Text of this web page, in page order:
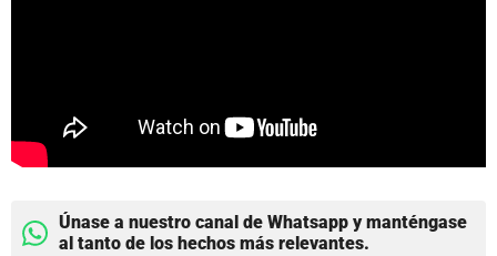
Únase a nuestro canal de Whatsapp y manténgase
al tanto de los hechos más relevantes.